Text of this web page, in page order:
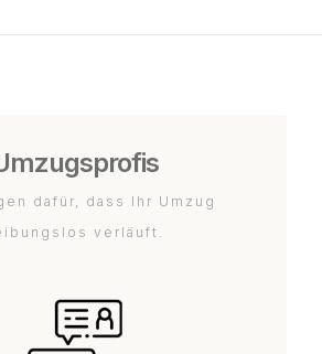
dafür, dass Ihr Umzug
verläuft.